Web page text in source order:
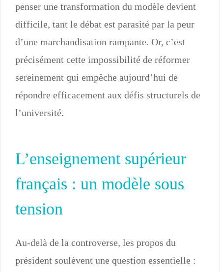
penser une transformation du modèle devient
difficile, tant le débat est parasité par la peur
d’une marchandisation rampante. Or, c’est
précisément cette impossibilité de réformer
sereinement qui empêche aujourd’hui de
répondre efficacement aux défis structurels de
l’université.
L’enseignement supérieur
français : un modèle sous
tension
Au-delà de la controverse, les propos du
président soulèvent une question essentielle :